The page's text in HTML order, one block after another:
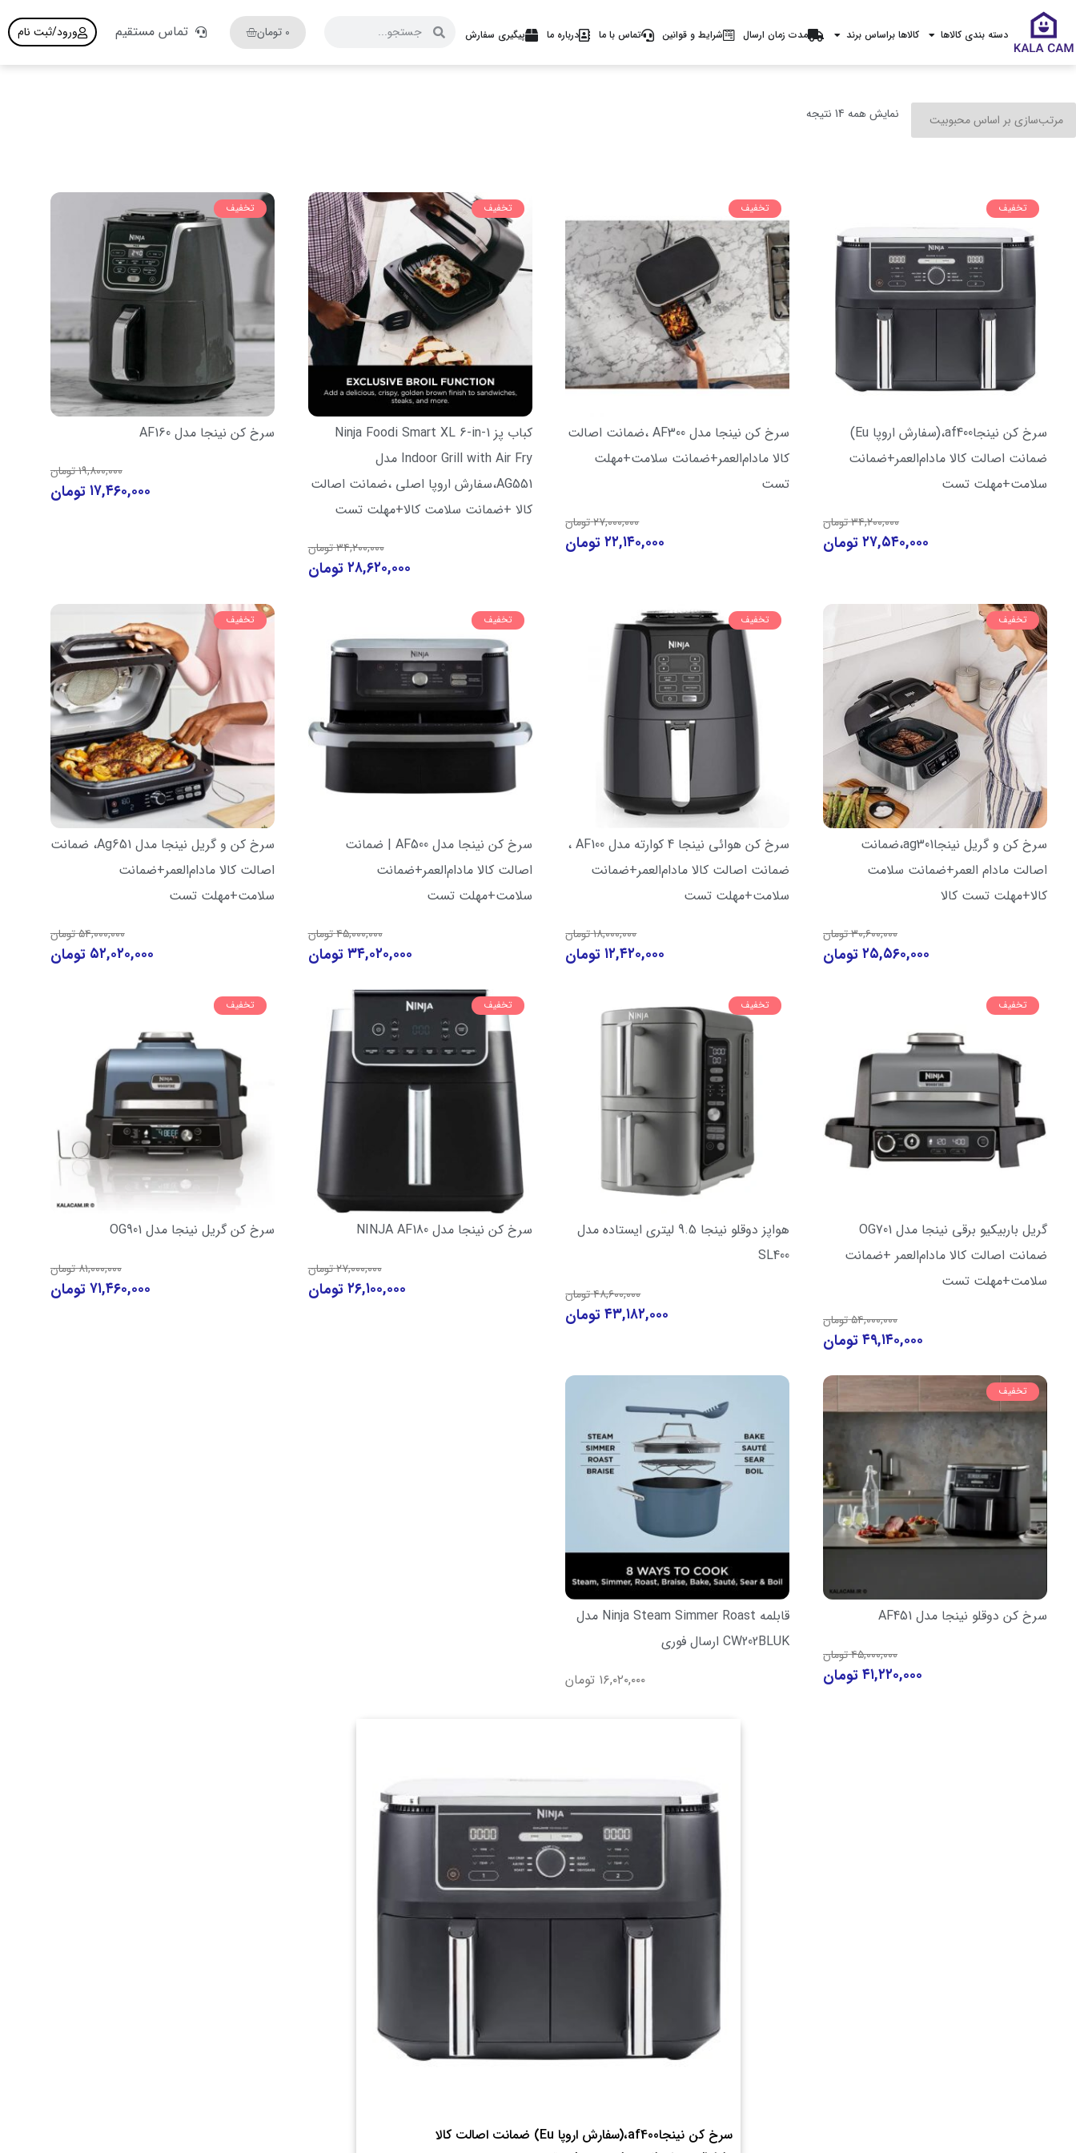
دسته بندی کالاها کالاها براساس برند مدت زمان ارسال شرایط و قوانین تماس با ما درباره ما پیگیری سفارش 0 تومان تماس مستقیم ورود/ثبت نام
نمایش همه 14 نتیجه
تخفیف
سرخ کن نینجاaf400،(سفارش اروپا Eu)
ضمانت اصالت کالا مادام‌العمر+ضمانت
سلامت+مهلت تست
۳۴,۲۰۰,۰۰۰تومان
۲۷,۵۴۰,۰۰۰تومان
تخفیف
سرخ کن نینجا مدل AF300 ،ضمانت اصالت
کالا مادام‌العمر+ضمانت سلامت+مهلت
تست
۲۷,۰۰۰,۰۰۰تومان
۲۲,۱۴۰,۰۰۰تومان
تخفیف
کباب پز Ninja Foodi Smart XL 6-in-1
Indoor Grill with Air Fry مدل
AG551،سفارش اروپا اصلی ،ضمانت اصالت
کالا +ضمانت سلامت کالا+مهلت تست
۳۴,۲۰۰,۰۰۰تومان
۲۸,۶۲۰,۰۰۰تومان
تخفیف
سرخ کن نینجا مدل AF160
۱۹,۸۰۰,۰۰۰تومان
۱۷,۴۶۰,۰۰۰تومان
تخفیف
سرخ کن و گریل نینجاag301،ضمانت
اصالت مادام العمر+ضمانت سلامت
کالا+مهلت تست کالا
۳۰,۶۰۰,۰۰۰تومان
۲۵,۵۶۰,۰۰۰تومان
تخفیف
سرخ کن هوائی نینجا 4 کوارته مدل AF100 ،
ضمانت اصالت کالا مادام‌العمر+ضمانت
سلامت+مهلت تست
۱۸,۰۰۰,۰۰۰تومان
۱۲,۴۲۰,۰۰۰تومان
تخفیف
سرخ کن نینجا مدل AF500 | ضمانت
اصالت کالا مادام‌العمر+ضمانت
سلامت+مهلت تست
۴۵,۰۰۰,۰۰۰تومان
۳۴,۰۲۰,۰۰۰تومان
تخفیف
سرخ کن و گریل نینجا مدل Ag651، ضمانت
اصالت کالا مادام‌العمر+ضمانت
سلامت+مهلت تست
۵۴,۰۰۰,۰۰۰تومان
۵۲,۰۲۰,۰۰۰ تومان
تخفیف
گریل باربیکیو برقی نینجا مدل OG701
ضمانت اصالت کالا مادام‌العمر +ضمانت
سلامت+مهلت تست
۵۴,۰۰۰,۰۰۰تومان
۴۹,۱۴۰,۰۰۰تومان
تخفیف
هواپز دوقلو نینجا 9.5 لیتری ایستاده مدل
SL400
۴۸,۶۰۰,۰۰۰تومان
۴۳,۱۸۲,۰۰۰تومان
تخفیف
سرخ کن نینجا مدل NINJA AF180
۲۷,۰۰۰,۰۰۰تومان
۲۶,۱۰۰,۰۰۰تومان
تخفیف
سرخ کن گریل نینجا مدل OG901
۸۱,۰۰۰,۰۰۰تومان
۷۱,۴۶۰,۰۰۰تومان
تخفیف
سرخ کن دوقلو نینجا مدل AF451
۴۵,۰۰۰,۰۰۰تومان
۴۱,۲۲۰,۰۰۰تومان
قابلمه Ninja Steam Simmer Roast مدل
CW202BLUK ارسال فوری
۱۶,۰۲۰,۰۰۰ تومان
سرخ کن نینجاaf400،(سفارش اروپا Eu) ضمانت اصالت کالا